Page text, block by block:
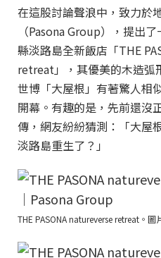
在這股討論聲浪中，致力於
（Pasona Group），提出
縣淡路島全新飯店「THE
retreat」，其優美的木造弧
世博「大屋根」有著驚人相
開幕。有趣的是，先前還沒
傳，網友紛紛猜測：「大屋
淡路島重生了？」
THE PASONA natureverse retreat。